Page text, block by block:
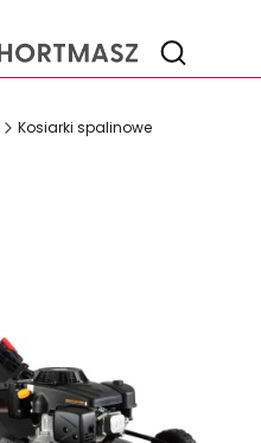
Otwórz
Kosiarki spalinowe